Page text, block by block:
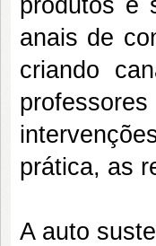
produtos e
anais de
criando
prática, as
A auto